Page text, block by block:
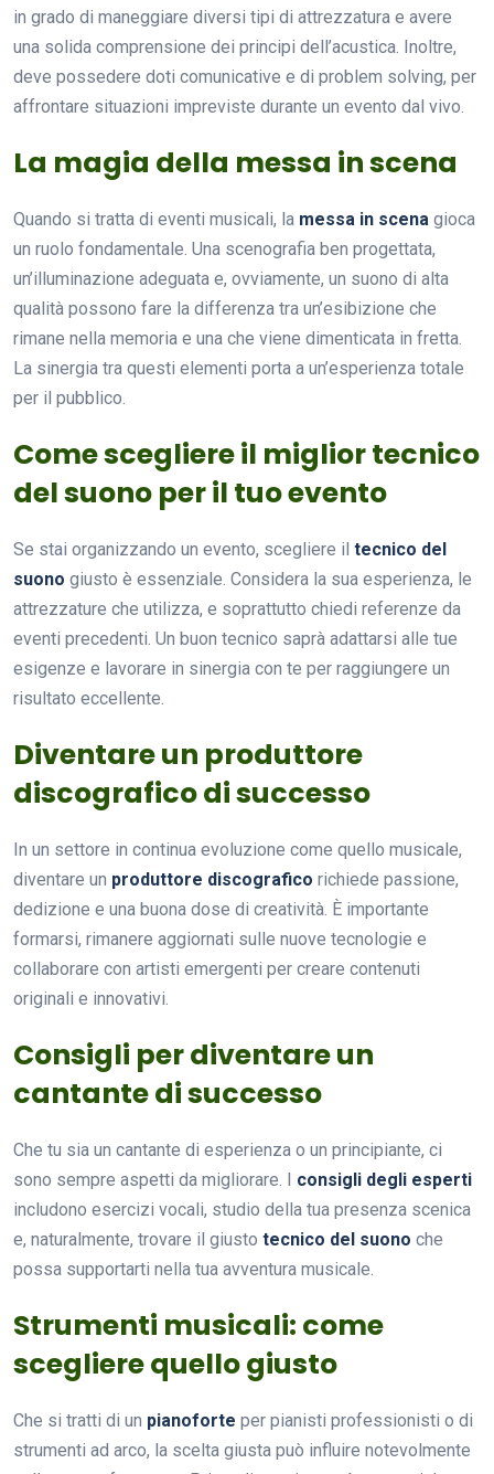
in grado di maneggiare diversi tipi di attrezzatura e avere
una solida comprensione dei principi dell’acustica. Inoltre,
deve possedere doti comunicative e di problem solving, per
affrontare situazioni impreviste durante un evento dal vivo.
La magia della messa in scena
Quando si tratta di eventi musicali, la messa in scena gioca
un ruolo fondamentale. Una scenografia ben progettata,
un’illuminazione adeguata e, ovviamente, un suono di alta
qualità possono fare la differenza tra un’esibizione che
rimane nella memoria e una che viene dimenticata in fretta.
La sinergia tra questi elementi porta a un’esperienza totale
per il pubblico.
Come scegliere il miglior tecnico
del suono per il tuo evento
Se stai organizzando un evento, scegliere il tecnico del
suono giusto è essenziale. Considera la sua esperienza, le
attrezzature che utilizza, e soprattutto chiedi referenze da
eventi precedenti. Un buon tecnico saprà adattarsi alle tue
esigenze e lavorare in sinergia con te per raggiungere un
risultato eccellente.
Diventare un produttore
discografico di successo
In un settore in continua evoluzione come quello musicale,
diventare un produttore discografico richiede passione,
dedizione e una buona dose di creatività. È importante
formarsi, rimanere aggiornati sulle nuove tecnologie e
collaborare con artisti emergenti per creare contenuti
originali e innovativi.
Consigli per diventare un
cantante di successo
Che tu sia un cantante di esperienza o un principiante, ci
sono sempre aspetti da migliorare. I consigli degli esperti
includono esercizi vocali, studio della tua presenza scenica
e, naturalmente, trovare il giusto tecnico del suono che
possa supportarti nella tua avventura musicale.
Strumenti musicali: come
scegliere quello giusto
Che si tratti di un pianoforte per pianisti professionisti o di
strumenti ad arco, la scelta giusta può influire notevolmente